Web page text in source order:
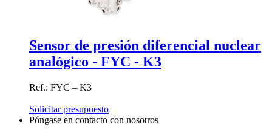
Sensor de presión diferencial nuclear
analógico - FYC - K3
Ref.: FYC – K3
Solicitar presupuesto
Póngase en contacto con nosotros